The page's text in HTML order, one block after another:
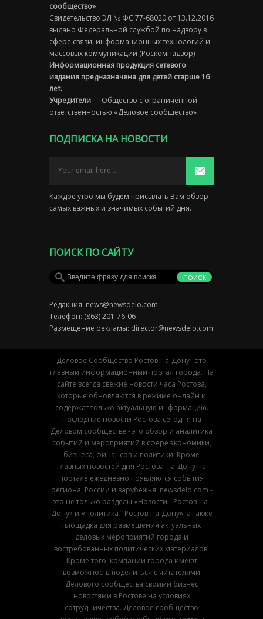
сообщество»
Свидетельство ЭЛ № ФС 77-68020 от 13.12.2016
выдано Федеральной службой по надзору в
сфере связи, информационных технологий и
массовых коммуникаций (Роскомнадзор)
Информационная продукция сетевого
издания предназначена для детей старше 16
лет.
Учредители— Общество с ограниченной
ответственностью «Деловое сообщество»
ПОДПИСКА НА НОВОСТИ
Каждое утро мы будем присылать Вам обзор
самых важных и значимых событий дня.
ПОИСК ПО САЙТУ
Редакция: news@newsdelo.com
Телефон: (863) 201-76-06
Размещение рекламы: director@newsdelo.com
Деловое Сообщество Ростов-на-Дону - это
главный информационный портал города. На
сайте всегда свежие новости часа Ростова,
которые обновляются в режиме онлайн и
содержат только актуальную информацию.
Последние новости Ростова сегодня на
Деловом сообществе - это обзор и аналитика
событий и мероприятий в сфере экономики,
бизнеса, финансов и политики. Кроме
главных новостей дня Ростова-на-Дону на
портале ежедневно появляются события
региона, России и зарубежья. newsdelo.com -
это не только разделы «Новости - Ростов-на-
Дону» и «Политика - Ростов-на-Дону», а также
площадка для размещения актуальных
деловых мероприятий города и
востребованных политических материалов.
Кроме того, компании города имеют
возможность поделиться с читателями
Делового сообщества своими бизнес
новостями в Ростове на условиях
сотрудничества. Деловое сообщество